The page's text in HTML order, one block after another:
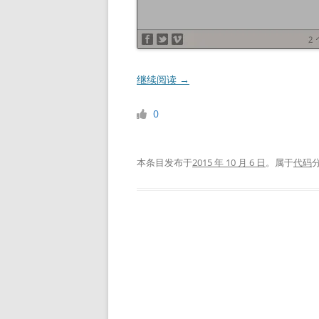
继续阅读 →
0
本条目发布于2015 年 10 月 6 日。属于代码